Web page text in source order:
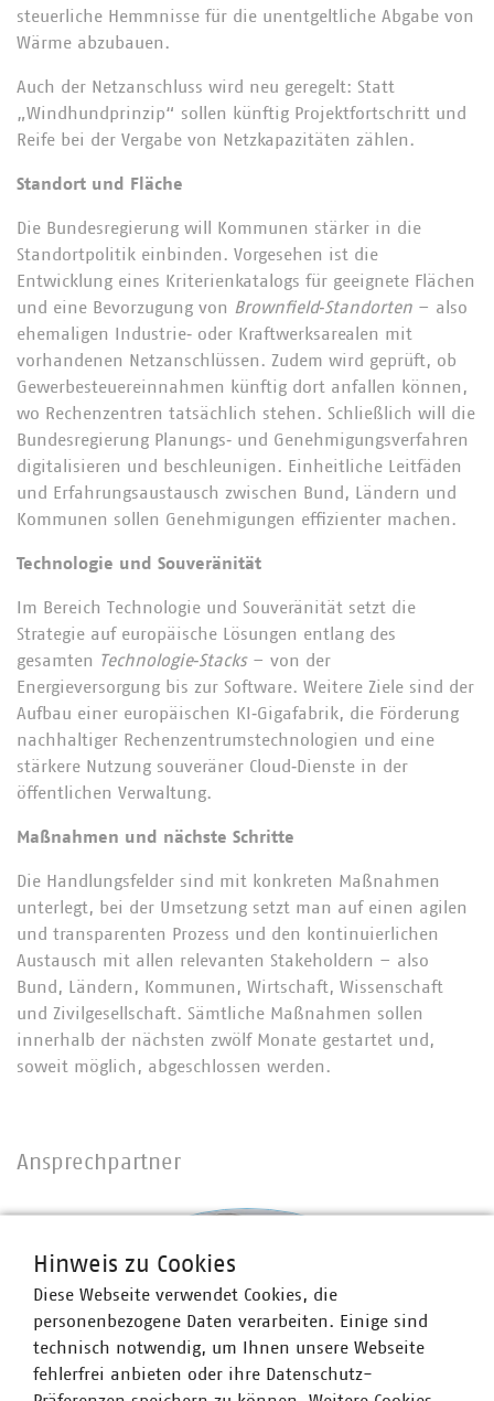
steuerliche Hemmnisse für die unentgeltliche Abgabe von
Wärme abzubauen.
Auch der Netzanschluss wird neu geregelt: Statt
„Windhundprinzip“ sollen künftig Projektfortschritt und
Reife bei der Vergabe von Netzkapazitäten zählen.
Standort und Fläche
Die Bundesregierung will Kommunen stärker in die
Standortpolitik einbinden. Vorgesehen ist die
Entwicklung eines Kriterienkatalogs für geeignete Flächen
und eine Bevorzugung von Brownfield‑Standorten – also
ehemaligen Industrie‑ oder Kraftwerksarealen mit
vorhandenen Netzanschlüssen. Zudem wird geprüft, ob
Gewerbesteuereinnahmen künftig dort anfallen können,
wo Rechenzentren tatsächlich stehen. Schließlich will die
Bundesregierung Planungs‑ und Genehmigungsverfahren
digitalisieren und beschleunigen. Einheitliche Leitfäden
und Erfahrungsaustausch zwischen Bund, Ländern und
Kommunen sollen Genehmigungen effizienter machen.
Technologie und Souveränität
Im Bereich Technologie und Souveränität setzt die
Strategie auf europäische Lösungen entlang des
gesamten Technologie‑Stacks– von der
Energieversorgung bis zur Software. Weitere Ziele sind der
Aufbau einer europäischen KI‑Gigafabrik, die Förderung
nachhaltiger Rechenzentrumstechnologien und eine
stärkere Nutzung souveräner Cloud‑Dienste in der
öffentlichen Verwaltung.
Maßnahmen und nächste Schritte
Die Handlungsfelder sind mit konkreten Maßnahmen
unterlegt, bei der Umsetzung setzt man auf einen agilen
und transparenten Prozess und den kontinuierlichen
Austausch mit allen relevanten Stakeholdern – also
Bund, Ländern, Kommunen, Wirtschaft, Wissenschaft
und Zivilgesellschaft. Sämtliche Maßnahmen sollen
innerhalb der nächsten zwölf Monate gestartet und,
soweit möglich, abgeschlossen werden.
Ansprechpartner
Hinweis zu Cookies
Diese Webseite verwendet Cookies, die
personenbezogene Daten verarbeiten. Einige sind
technisch notwendig, um Ihnen unsere Webseite
fehlerfrei anbieten oder ihre Datenschutz-